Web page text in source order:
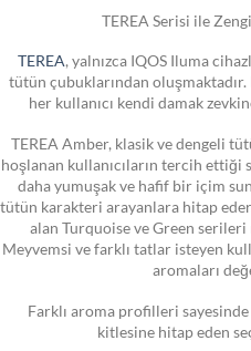
TEREA Serisi ile
TEREA, yalnızca IQOS Iluma
tütün çubuklarından
her kullanıcı kendi damak
TEREA Amber, klasik ve dengeli
hoşlanan kullanıcıların tercih
daha yumuşak ve hafif bir içim
tütün karakteri arayanlara hitap
alan Turquoise ve Green
Meyvemsi ve farklı tatlar isteyen
aromaları
Farklı aroma profilleri sayesinde
kitlesine hitap eden